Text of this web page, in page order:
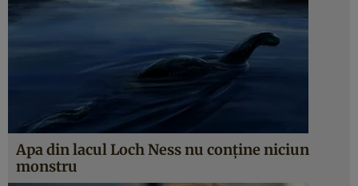
Apa din lacul Loch Ness nu conţine niciun
monstru